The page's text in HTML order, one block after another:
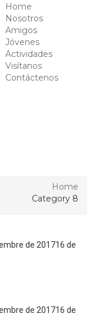
Home
Nosotros
Amigos
Jóvenes
Actividades
Visítanos
Contáctenos
Home
Category 8
de 201716 de
de 201716 de